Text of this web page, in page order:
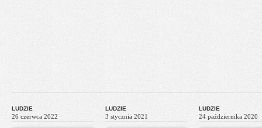
LUDZIE
26 czerwca 2022
LUDZIE
3 stycznia 2021
LUDZIE
24 października 2020